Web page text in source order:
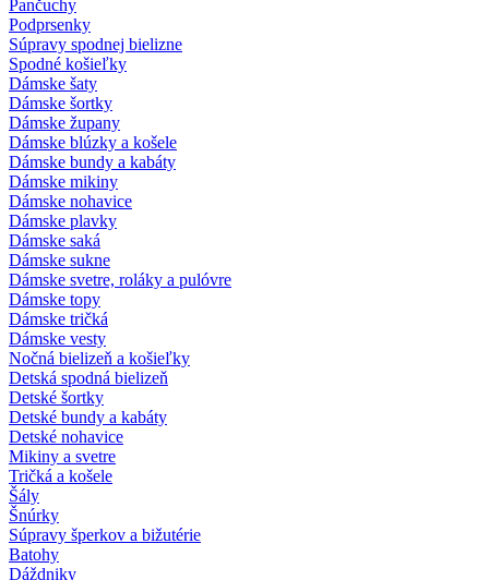
Pančuchy
Podprsenky
Súpravy spodnej bielizne
Spodné košieľky
Dámske šaty
Dámske šortky
Dámske župany
Dámske blúzky a košele
Dámske bundy a kabáty
Dámske mikiny
Dámske nohavice
Dámske plavky
Dámske saká
Dámske sukne
Dámske svetre, roláky a pulóvre
Dámske topy
Dámske tričká
Dámske vesty
Nočná bielizeň a košieľky
Detská spodná bielizeň
Detské šortky
Detské bundy a kabáty
Detské nohavice
Mikiny a svetre
Tričká a košele
Šály
Šnúrky
Súpravy šperkov a bižutérie
Batohy
Dáždniky